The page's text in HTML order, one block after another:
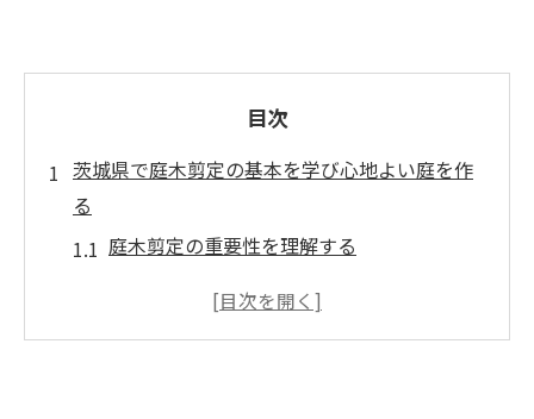
目次
茨城県で庭木剪定の基本を学び心地よい庭を作
る
庭木剪定の重要性を理解する
剪定に適した道具の選び方